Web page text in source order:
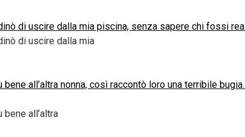
di uscire dalla mia piscina, senza sapere chi fossi
di uscire dalla mia
all’altra nonna, così raccontò loro una terribile
all’altra